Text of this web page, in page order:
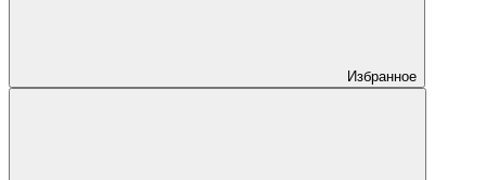
Избранное